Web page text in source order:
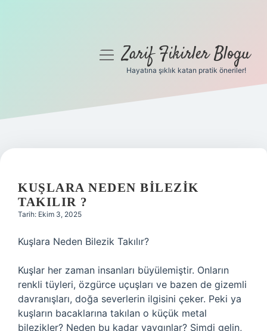
Gizlilik Politikası
Yasal Uyarı
menüyüZarif Fikirler Blogu
Hayatına şıklık katan pratik öneriler!
KUŞLARA NEDEN BILEZIK
TAKILIR ?
Tarih: Ekim 3, 2025
Kuşlara Neden Bilezik Takılır?
Kuşlar her zaman insanları büyülemiştir. Onların
renkli tüyleri, özgürce uçuşları ve bazen de gizemli
davranışları, doğa severlerin ilgisini çeker. Peki ya
kuşların bacaklarına takılan o küçük metal
bilezikler? Neden bu kadar yaygınlar? Şimdi gelin,